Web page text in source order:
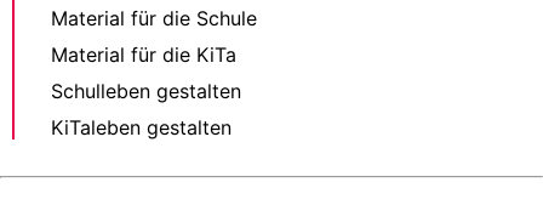
Material für die Schule
Material für die KiTa
Schulleben gestalten
KiTaleben gestalten